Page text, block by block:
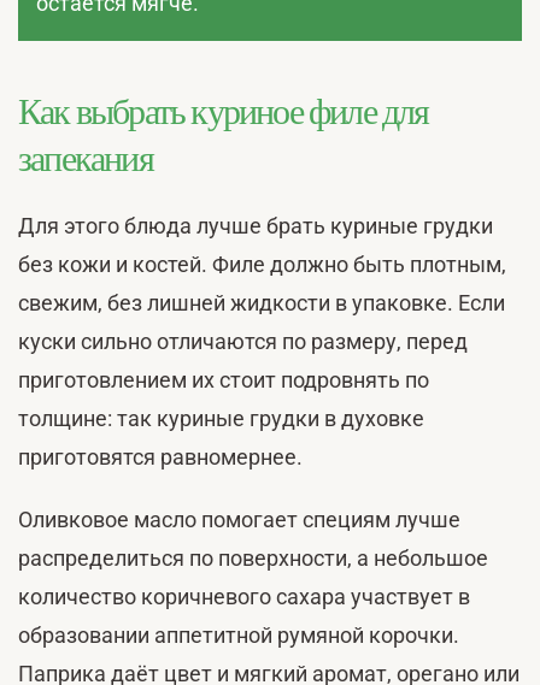
Как выбрать куриное филе для
запекания
Для этого блюда лучше брать куриные грудки
без кожи и костей. Филе должно быть плотным,
свежим, без лишней жидкости в упаковке. Если
куски сильно отличаются по размеру, перед
приготовлением их стоит подровнять по
толщине: так куриные грудки в духовке
приготовятся равномернее.
Оливковое масло помогает специям лучше
распределиться по поверхности, а небольшое
количество коричневого сахара участвует в
образовании аппетитной румяной корочки.
Паприка даёт цвет и мягкий аромат, орегано или